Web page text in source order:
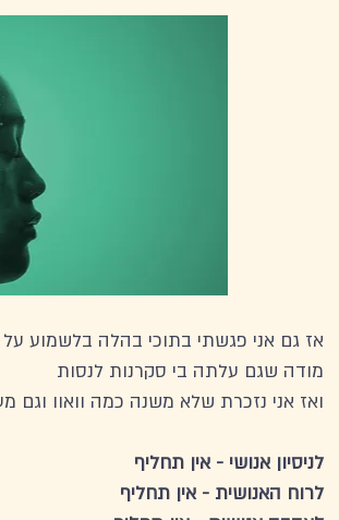
אז גם אני פגשתי בתוכי בהלה בלשמוע על chatGPT, הבינה המלאכותית החדשה
מודה שגם עלתה בי סקרנות לנסות
ואז אני נזכרת שלא משנה כמה וואוו וגם
לניסיון אנושי - אין תחליף
לרוח האנושית - אין תחליף